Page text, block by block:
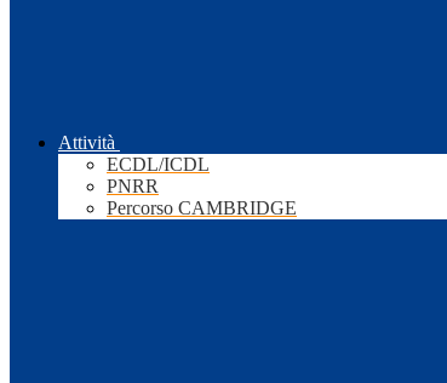
Attività
ECDL/ICDL
PNRR
Percorso CAMBRIDGE